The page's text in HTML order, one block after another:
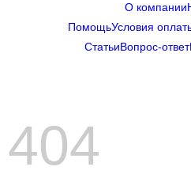
О компании
ПомощьУсловия
СтатьиВопрос-ответ
404